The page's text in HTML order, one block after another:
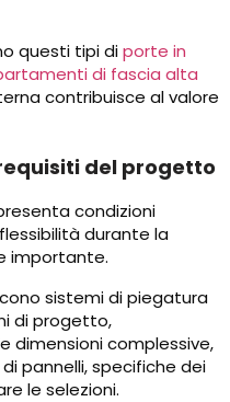
questi tipi diporte in
di fascia alta
contribuisce al valore
del progetto
condizioni
durante la
importante.
sistemi di piegatura
di progetto,
dimensioni complessive,
pannelli, specifiche dei
le selezioni.